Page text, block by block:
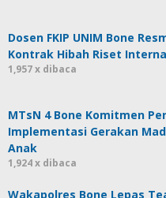
Dosen FKIP UNIM Bone
Kontrak Hibah Riset
1,957 x dibaca
MTsN 4 Bone Komitmen
Implementasi Gerakan
Anak
1,924 x dibaca
Wakapolres Bone Lepas